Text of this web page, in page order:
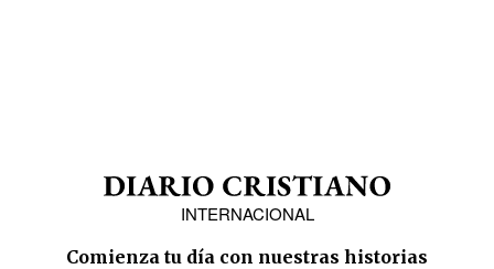
INTERNACIONAL
Comienza tu día con nuestras historias